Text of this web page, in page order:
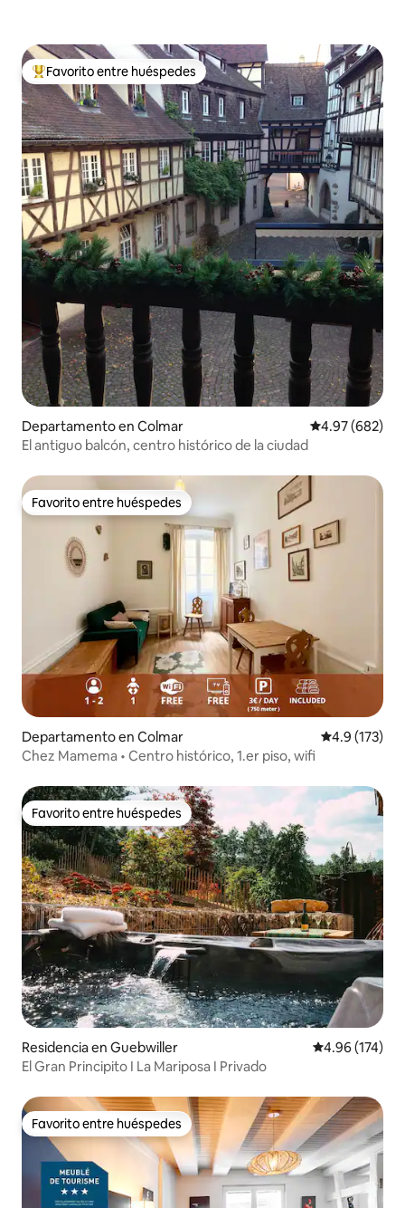
De los mejores en Favorito entre huéspedes
Favorito entre huéspedes
Departamento en Colmar Calificación
4.97 (682)
El antiguo balcón, centro histórico de la ciudad
Favorito entre huéspedes
Favorito entre huéspedes
Departamento en Colmar Calificación
4.9 (173)
Chez Mamema • Centro histórico, 1.er piso, wifi
Favorito entre huéspedes
Favorito entre huéspedes
Residencia en Guebwiller Calificación
4.96 (174)
El Gran Principito I La Mariposa I Privado
Favorito entre huéspedes
Favorito entre huéspedes